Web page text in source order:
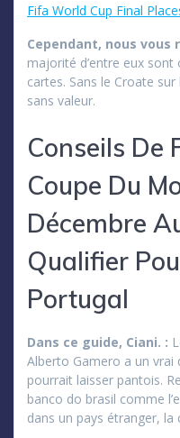
Fifa World Cup Final
Cependant, nous vous
majorité d’entre eux
cartes. Sans le Croate sur
sans valeur.
Conseils De
Coupe Du
Décembre
Qualifier
Portugal
Dans ce guide, Ciani. :
Alberto Gamero a un vrai
pourrait laisser pantois.
banco do brasil comme
dans un pays étranger, la